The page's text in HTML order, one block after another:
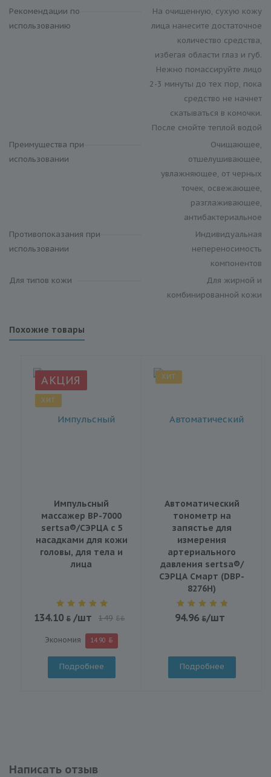
Рекомендации по
использованию
На очищенную, сухую кожу
лица нанесите достаточное
количество средства,
избегая области глаз и губ.
Нежно помассируйте лицо
2-3 минуты до тех пор, пока
средство не начнет
скатываться в комочки.
После смойте теплой водой
Преимущества при
использовании
Очищающее,
отшелушивающее,
увлажняющее, от черных
точек, освежающее,
разглаживающее,
антибактериальное
Противопоказания при
использовании
Индивидуальная
непереносимость
компонентов
Для типов кожи
Для жирной и
комбинированной кожи
Похожие товары
АКЦИЯ
ХИТ
Импульсный
массажер BP-7000
sertsa®/СЭРЦА с 5
насадками для кожи
головы, для тела и
лица
134.10 /шт 149 BYN
Экономия 14.90
Подробнее
ХИТ
Автоматический
тонометр на
запястье для
измерения
артериального
давления sertsa®/
СЭРЦА Смарт (DBP-
8276H)
94.96 /шт
Подробнее
Написать отзыв